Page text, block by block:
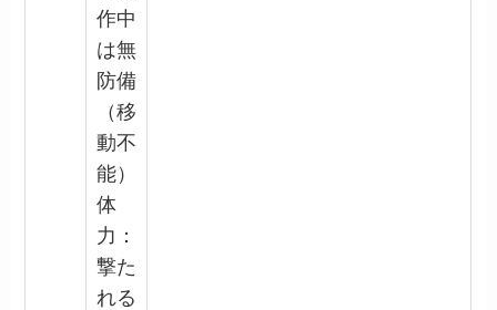
作中
は無
防備
（移
動不
能）
体
力：
撃た
れる